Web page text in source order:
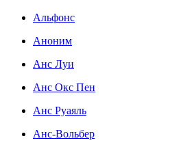
Альфонс
Аноним
Анс Луи
Анс Окс Пен
Анс Руаяль
Анс-Вольбер